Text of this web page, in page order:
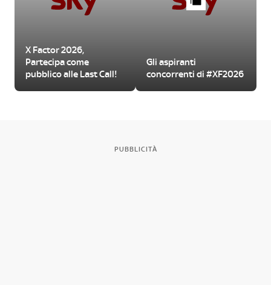
X Factor 2026,
Partecipa come
pubblico alle Last Call!
Gli aspiranti
concorrenti di #XF2026
PUBBLICITÀ